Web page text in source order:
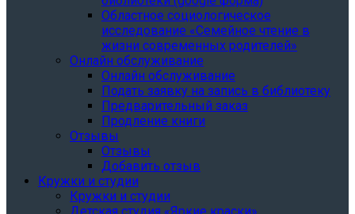
Областное социологическое
исследование «Семейное чтение в
жизни современных родителей»
Онлайн обслуживание
Онлайн обслуживание
Подать заявку на запись в библиотеку
Предварительный заказ
Продление книги
Отзывы
Отзывы
Добавить отзыв
Кружки и студии
Кружки и студии